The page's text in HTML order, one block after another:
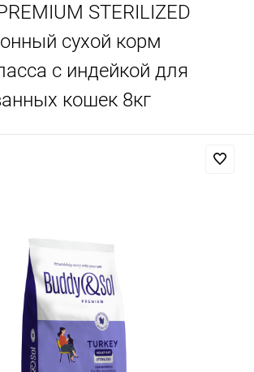
STERILIZED
сухой корм
с индейкой для
кошек 8кг